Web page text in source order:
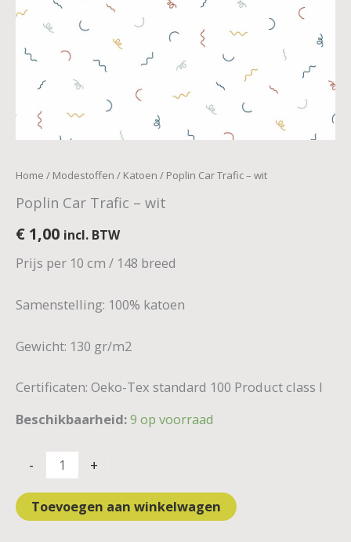
Home / Modestoffen / Katoen / Poplin Car Trafic – wit
Poplin Car Trafic – wit
€ 1,00 incl. BTW
Prijs per 10 cm / 148 breed
Samenstelling: 100% katoen
Gewicht: 130 gr/m2
Certificaten: Oeko-Tex standard 100 Product class I
Beschikbaarheid:9 op voorraad
- +
Toevoegen aan winkelwagen